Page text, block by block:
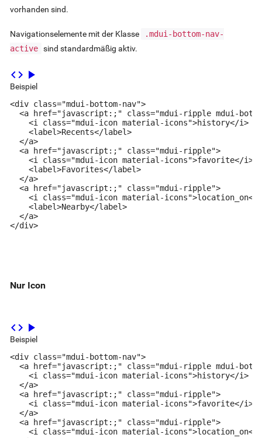
vorhanden sind.
Navigationselemente mit der Klasse
.mdui-bottom-nav-
active sind standardmäßig aktiv.
code play_arrow
Beispiel
<div class="mdui-bottom-nav">
<a href="javascript:;" class="mdui-ripple mdui-
    <i class="mdui-icon material-icons">history</i>
    <label>Recents</label>
  </a>
  <a href="javascript:;" class="mdui-ripple">
    <i class="mdui-icon material-icons">favorite</i>
    <label>Favorites</label>
  </a>
  <a href="javascript:;" class="mdui-ripple">
<i class="mdui-icon material-icons">location_on</
    <label>Nearby</label>
  </a>
</div>
Nur Icon
code play_arrow
Beispiel
<div class="mdui-bottom-nav">
<a href="javascript:;" class="mdui-ripple mdui-
    <i class="mdui-icon material-icons">history</i>
  </a>
  <a href="javascript:;" class="mdui-ripple">
    <i class="mdui-icon material-icons">favorite</i>
  </a>
  <a href="javascript:;" class="mdui-ripple">
<i class="mdui-icon material-icons">location_on</